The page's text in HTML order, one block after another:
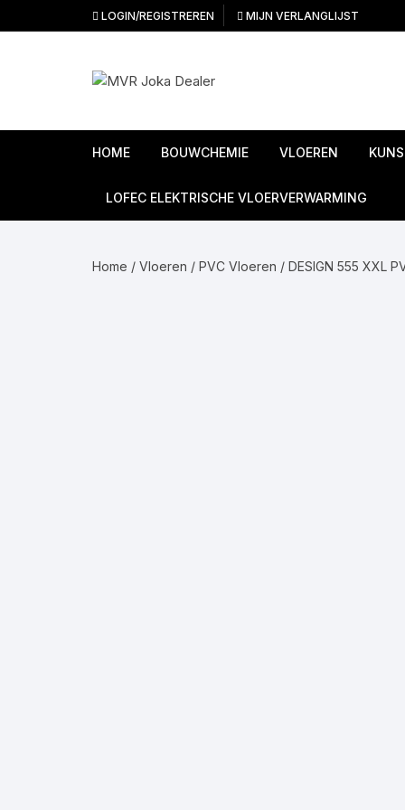
naar
LOGIN/REGISTREREN MIJN VERLANGLIJST
HOME BOUWCHEMIE VLOEREN
Ondervloeren
LOFEC ELEKTRISCHE VLOERVERWARMING
Home / Vloeren / PVC Vloeren / DESIGN 555 XXL